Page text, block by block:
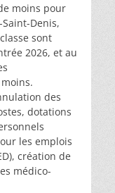
moins pour
Denis,
sont
2026, et au
moins.
des
dotations
les emplois
création de
médico-